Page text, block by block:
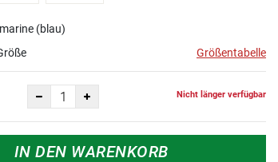
(blau)
Größentabelle
Nicht länger verfügbar
IN DEN WARENKORB